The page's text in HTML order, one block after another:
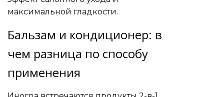
максимальной гладкости.
Бальзам и кондиционер: в
чем разница по способу
применения